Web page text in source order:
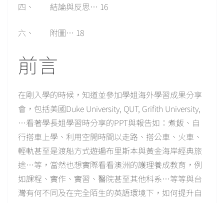
四、 結論與反思… 16
六、 附圖… 18
前言
在剛入學的時候，知道並參加學姐海外學習成果分享
會，包括美國Duke University, QUT, Grifith University,
…看著學長姐學習時分享的PPT與報告如：煮飯、自
行搭車上學、利用空閒時間以走路、搭公車、火車、
輕軌甚至是渡船方式遊遍布里斯本與黃金海岸經典旅
途…等，當然也想實際看看澳洲的護理養成教育，例
如課程、實作、實習、醫院甚至其他科系…等等與台
灣有何不同及在完全陌生的英語環境下，如何提升自